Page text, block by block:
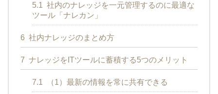
5.1 社内のナレッジを一元管理するのに最適な
ツール「ナレカン」
6 社内ナレッジのまとめ方
7 ナレッジをITツールに蓄積する5つのメリット
7.1 （1）最新の情報を常に共有できる